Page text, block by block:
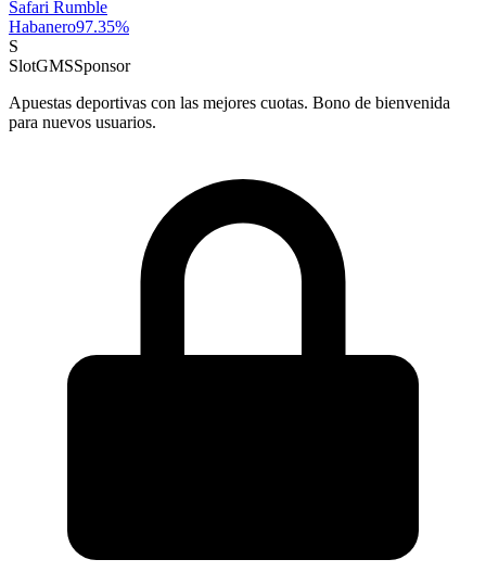
Safari Rumble
Habanero97.35%
S
SlotGMSSponsor
Apuestas deportivas con las mejores cuotas. Bono de bienvenida
para nuevos usuarios.